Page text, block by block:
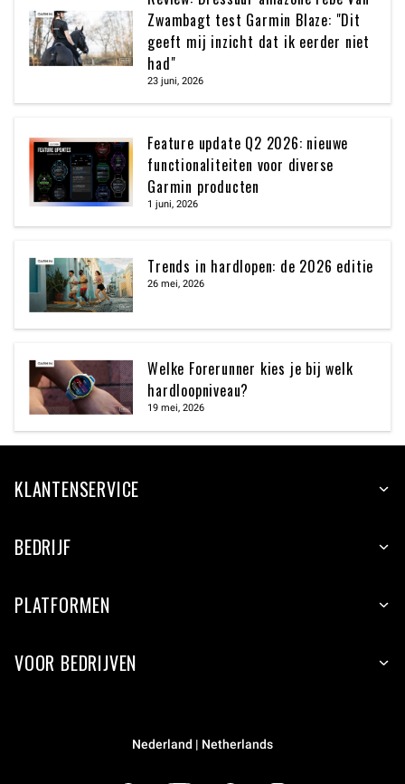
Zwambagt test Garmin Blaze: "Dit
geeft mij inzicht dat ik eerder niet
had"
23 juni, 2026
Feature update Q2 2026: nieuwe
functionaliteiten voor diverse
Garmin producten
1 juni, 2026
Trends in hardlopen: de 2026 editie
26 mei, 2026
Welke Forerunner kies je bij welk
hardloopniveau?
19 mei, 2026
KLANTENSERVICE
BEDRIJF
PLATFORMEN
VOOR BEDRIJVEN
Nederland | Netherlands